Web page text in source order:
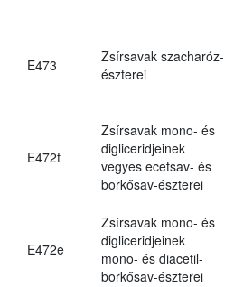
E473
Zsírsavak szacharóz-
észterei
E472f
Zsírsavak mono- és
digliceridjeinek
vegyes ecetsav- és
borkősav-észterei
E472e
Zsírsavak mono- és
digliceridjeinek
mono- és diacetil-
borkősav-észterei